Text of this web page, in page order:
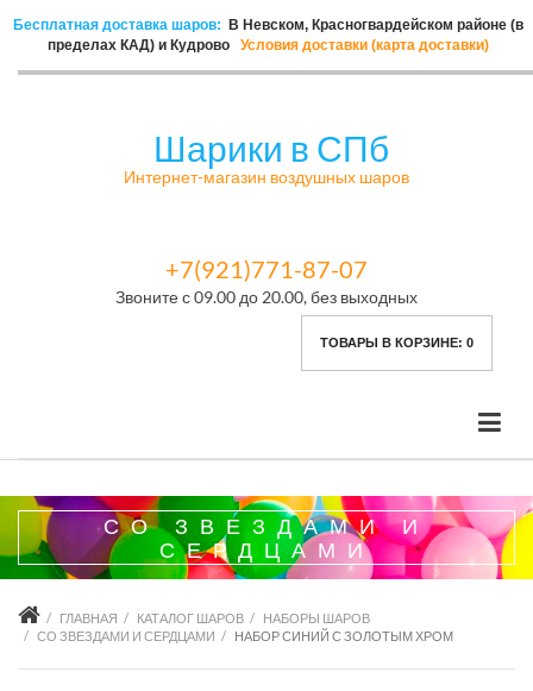
Бесплатная доставка шаров:
В Невском, Красногвардейском районе (в
пределах КАД) и Кудрово
Условия доставки (карта доставки)
Шарики в СПб
Интернет-магазин воздушных шаров
+7(921)771-87-07
Звоните с 09.00 до 20.00, без выходных
ТОВАРЫ В КОРЗИНЕ: 0
СО ЗВЕЗДАМИ И
СЕРДЦАМИ
ГЛАВНАЯ КАТАЛОГ ШАРОВ
НАБОРЫ ШАРОВ
СО ЗВЕЗДАМИ И СЕРДЦАМИ
НАБОР СИНИЙ С ЗОЛОТЫМ ХРОМ